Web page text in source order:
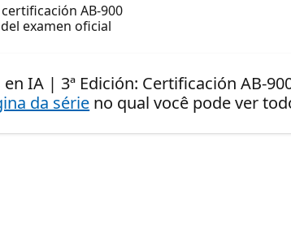
AB-900
examen oficial
IA | 3ª Edición: Certificación AB-
da série no qual você pode ver